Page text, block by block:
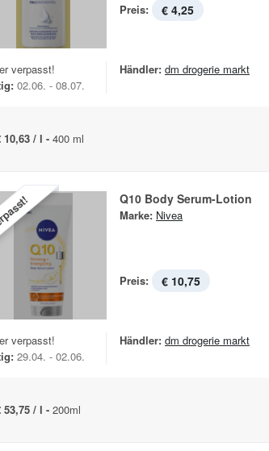
Preis: € 4,25
verpasst!
02.06. - 08.07.
Händler: dm drogerie markt
10,63 / l - 400 ml
Q10 Body Serum-Lotion
Marke: Nivea
Preis: € 10,75
verpasst!
29.04. - 02.06.
Händler: dm drogerie markt
53,75 / l - 200ml